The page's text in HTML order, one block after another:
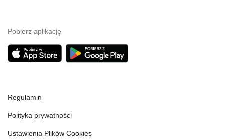
Pobierz aplikację
Regulamin
Polityka prywatności
Ustawienia Plików Cookies